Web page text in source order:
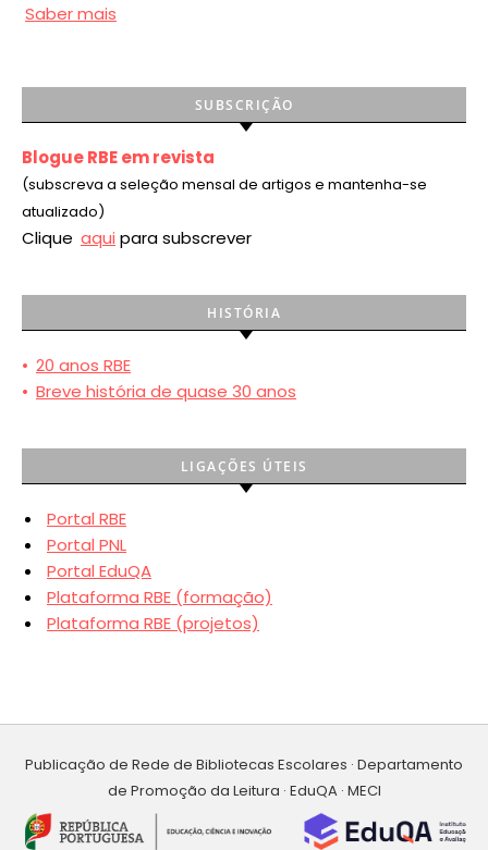
Saber mais
SUBSCRIÇÃO
Blogue RBE em revista
(subscreva a seleção mensal de artigos e mantenha-se
atualizado)
Clique aqui para subscrever
HISTÓRIA
• 20 anos RBE
• Breve história de quase 30 anos
LIGAÇÕES ÚTEIS
Portal RBE
Portal PNL
Portal EduQA
Plataforma RBE (formação)
Plataforma RBE (projetos)
Publicação de Rede de Bibliotecas Escolares · Departamento
de Promoção da Leitura · EduQA · MECI